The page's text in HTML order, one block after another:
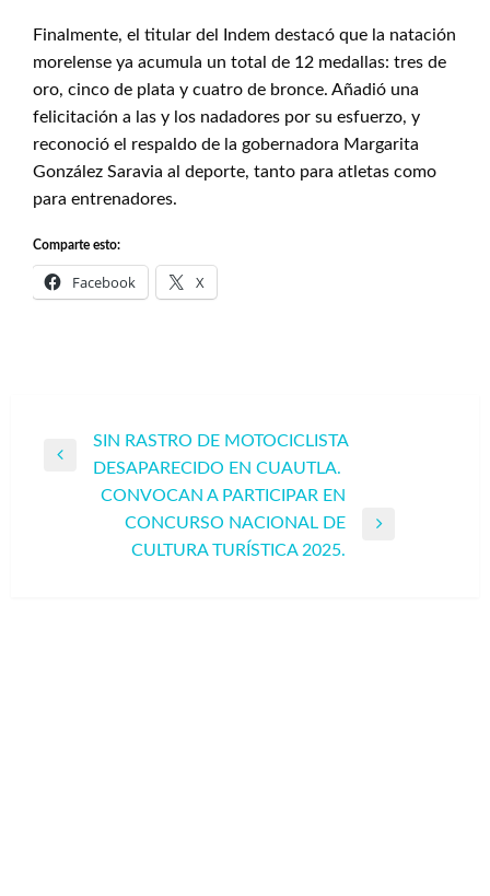
Finalmente, el titular del Indem destacó que la natación
morelense ya acumula un total de 12 medallas: tres de
oro, cinco de plata y cuatro de bronce. Añadió una
felicitación a las y los nadadores por su esfuerzo, y
reconoció el respaldo de la gobernadora Margarita
González Saravia al deporte, tanto para atletas como
para entrenadores.
Comparte esto:
Facebook X
Navegación
entradas
Entrada
anterior
SIN RASTRO DE MOTOCICLISTA
DESAPARECIDO EN CUAUTLA.
CONVOCAN A PARTICIPAR EN
CONCURSO NACIONAL DE
CULTURA TURÍSTICA 2025.